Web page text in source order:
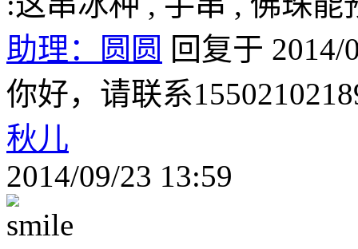
助理：圆圆 回复于 2014/
你好，请联系
秋儿
2014/09/23 13:59